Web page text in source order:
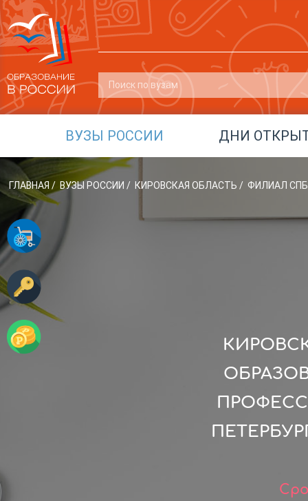
ВУЗЫ РОССИИ ДНИ
ГЛАВНАЯ / ВУЗЫ РОССИИ / КИРОВСКАЯ ОБЛАСТЬ / ФИЛИАЛ